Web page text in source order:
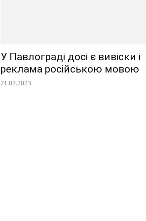
У Павлограді досі є вивіски і
реклама російською мовою
21.03.2023